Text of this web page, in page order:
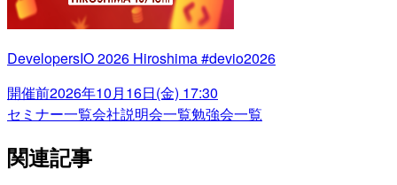
DevelopersIO 2026 Hiroshima #devio2026
開催前2026年10月16日(金) 17:30
セミナー一覧会社説明会一覧勉強会一覧
関連記事